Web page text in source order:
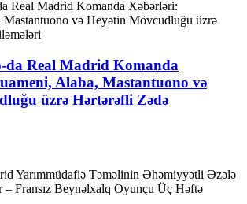
da Real Madrid Komanda
Alaba, Mastantuono və
üzrə Hərtərəfli Zədə